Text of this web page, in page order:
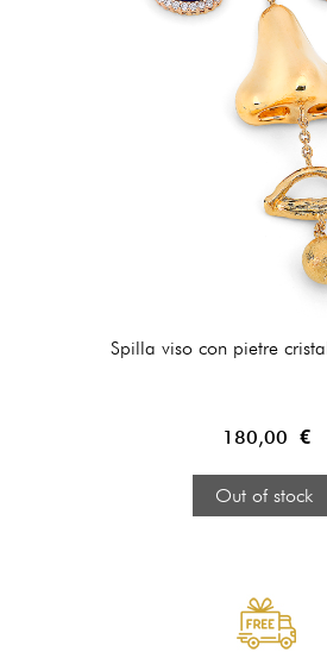
Spilla viso con pietre
180,00 €
Out of stock